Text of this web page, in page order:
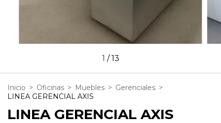
1 /13
Inicio > Oficinas > Muebles > Gerenciales >
LINEA GERENCIAL AXIS
LINEA GERENCIAL AXIS